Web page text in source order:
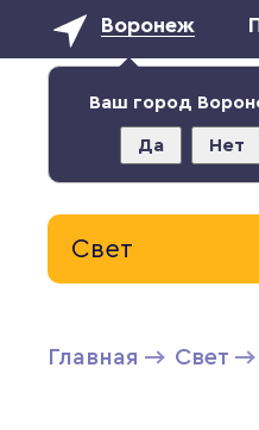
Воронеж
Ваш город
Да Нет
Свет
Главная Свет